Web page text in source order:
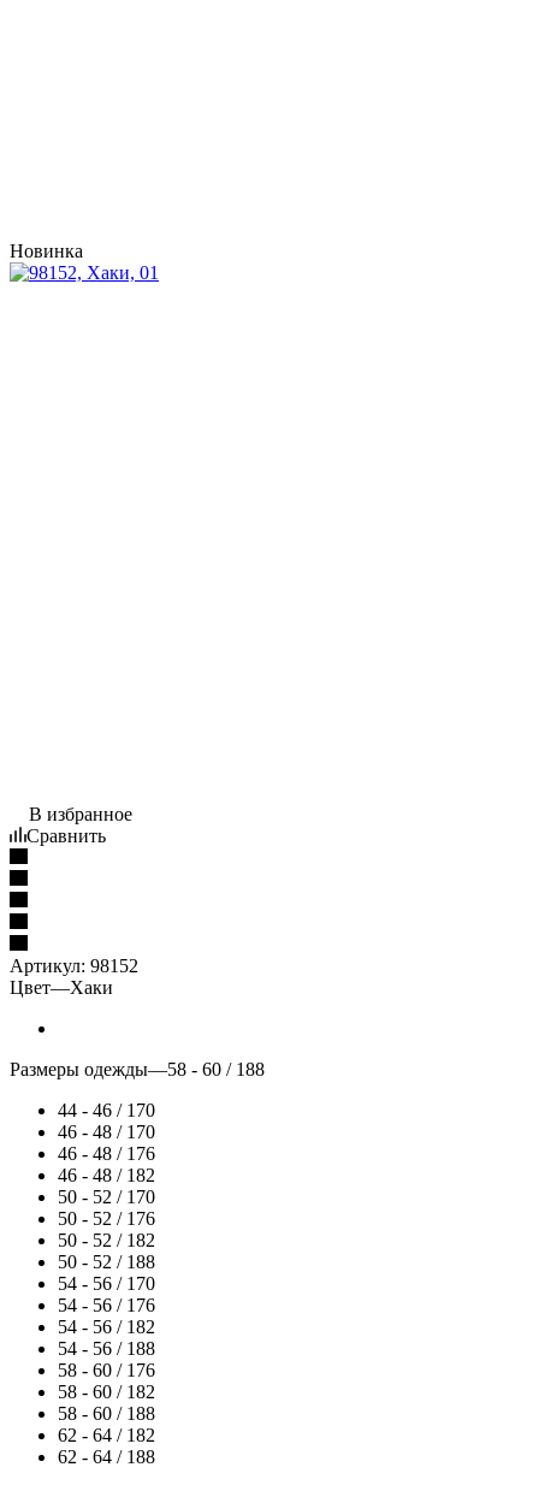
Новинка
В избранное
Сравнить
Артикул: 98152
Цвет—Хаки
Размеры одежды—58 - 60 / 188
44 - 46 / 170
46 - 48 / 170
46 - 48 / 176
46 - 48 / 182
50 - 52 / 170
50 - 52 / 176
50 - 52 / 182
50 - 52 / 188
54 - 56 / 170
54 - 56 / 176
54 - 56 / 182
54 - 56 / 188
58 - 60 / 176
58 - 60 / 182
58 - 60 / 188
62 - 64 / 182
62 - 64 / 188